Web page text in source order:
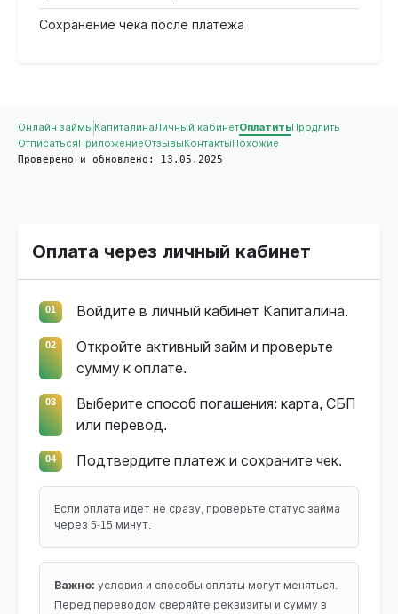
Сохранение чека после платежа
Онлайн займы КапиталинаЛичный кабинетОплатитьПродлить
Отписаться ПриложениеОтзывы Контакты Похожие
Проверено и обновлено: 13.05.2025
Оплата через личный кабинет
01 Войдите в личный кабинет Капиталина.
02
Откройте активный займ и проверьте
сумму к оплате.
03
Выберите способ погашения: карта, СБП
или перевод.
04 Подтвердите платеж и сохраните чек.
Если оплата идет не сразу, проверьте статус займа
через 5-15 минут.
Важно: условия и способы оплаты могут меняться.
Перед переводом сверяйте реквизиты и сумму в